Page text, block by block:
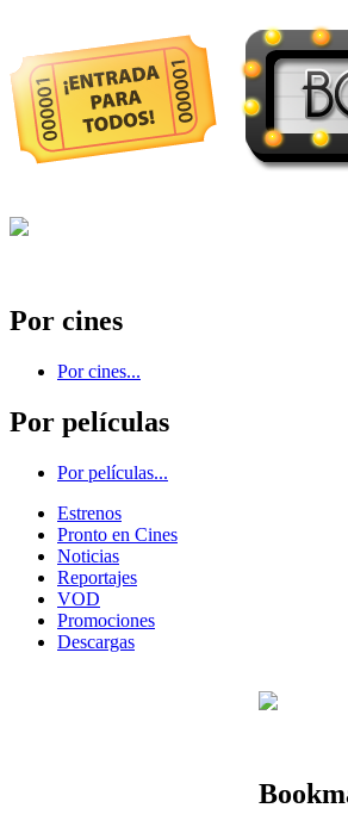
Por cines
Por cines...
Por películas
Por películas...
Estrenos
Pronto en Cines
Noticias
Reportajes
VOD
Promociones
Descargas